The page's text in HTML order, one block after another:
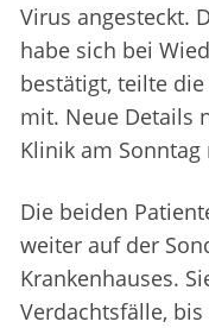
Virus angesteckt.
habe sich bei
bestätigt, teilte
mit. Neue Details
Klinik am Sonntag
Die beiden
weiter auf der
Krankenhauses.
Verdachtsfälle,